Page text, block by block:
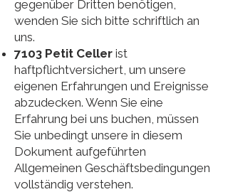
gegenüber Dritten benötigen,
wenden Sie sich bitte schriftlich an
uns.
7103 Petit Celler ist
haftpflichtversichert, um unsere
eigenen Erfahrungen und Ereignisse
abzudecken. Wenn Sie eine
Erfahrung bei uns buchen, müssen
Sie unbedingt unsere in diesem
Dokument aufgeführten
Allgemeinen Geschäftsbedingungen
vollständig verstehen.